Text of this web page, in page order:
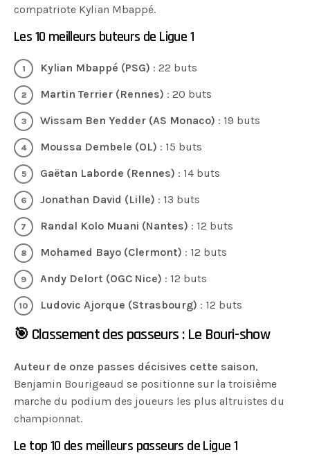
compatriote Kylian Mbappé.
Les 10 meilleurs buteurs de Ligue 1
Kylian Mbappé (PSG) : 22 buts
Martin Terrier (Rennes) : 20 buts
Wissam Ben Yedder (AS Monaco) : 19 buts
Moussa Dembele (OL) : 15 buts
Gaëtan Laborde (Rennes) : 14 buts
Jonathan David (Lille) : 13 buts
Randal Kolo Muani (Nantes) : 12 buts
Mohamed Bayo (Clermont) : 12 buts
Andy Delort (OGC Nice) : 12 buts
Ludovic Ajorque (Strasbourg) : 12 buts
🎯 Classement des passeurs : Le Bouri-show
Auteur de onze passes décisives cette saison,
Benjamin Bourigeaud se positionne sur la troisième
marche du podium des joueurs les plus altruistes du
championnat.
Le top 10 des meilleurs passeurs de Ligue 1